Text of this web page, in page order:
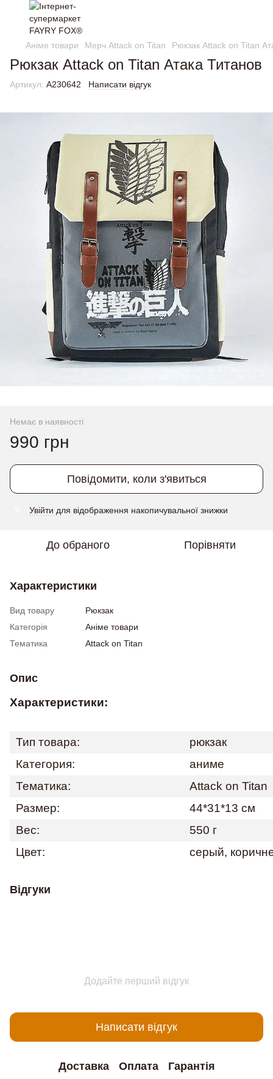
Аніме товари Мерч Attack on Titan Рюкзак Attack on Titan
Рюкзак Attack on Titan Атака Титанов
Артикул: A230642 Написати відгук
Немає в наявності
990 грн
Повідомити, коли з'явиться
Увійти для відображення накопичувальної знижки
До обраного Порівняти
Характеристики
Вид товару
Рюкзак
Категорія
Аніме товари
Тематика
Attack on Titan
Опис
Характеристики:
Тип товара:
рюкзак
Категория:
аниме
Тематика:
Attack on Titan
Размер:
44*31*13 см
Вес:
550 г
Цвет:
серый,
Відгуки
Додайте перший відгук
Написати відгук
Доставка Оплата Гарантія